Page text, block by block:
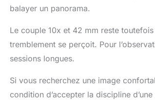
balayer un panorama.
Le couple 10x et 42 mm reste
tremblement se perçoit. Pour
sessions longues.
Si vous recherchez une image
condition d’accepter la discipline